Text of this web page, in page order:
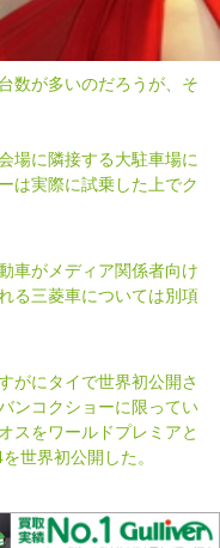
数が多いのだろうが、そ
場に隣接する大駐車場に
は実際に試乗した上でク
車がメディア関係者向け
る三菱車については別項
がにタイで世界初公開さ
ンコクショーに限ってい
スをワールドプレミアと
世界初公開した。